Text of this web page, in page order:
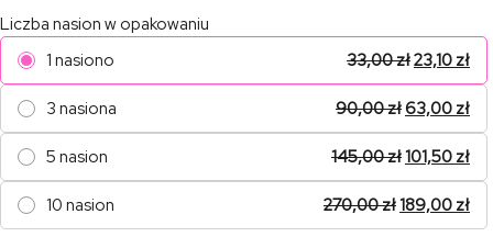
Liczba nasion w opakowaniu
1 nasiono
33,00zł23,10 zł
3 nasiona 90,00zł63,00 zł
5 nasion 145,00zł101,50 zł
10 nasion 270,00zł189,00 zł